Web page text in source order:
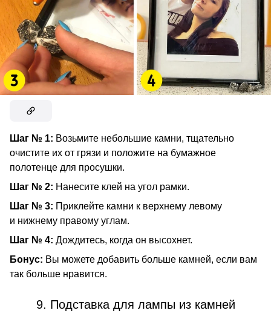
Шаг № 1: Возьмите небольшие камни, тщательно
очистите их от грязи и положите на бумажное
полотенце для просушки.
Шаг № 2: Нанесите клей на угол рамки.
Шаг № 3: Приклейте камни к верхнему левому
и нижнему правому углам.
Шаг № 4: Дождитесь, когда он высохнет.
Бонус: Вы можете добавить больше камней, если вам
так больше нравится.
9. Подставка для лампы из камней